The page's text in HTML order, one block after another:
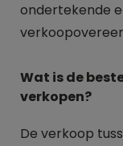
ondertekende
Wat is de
verkopen?
De verkoop